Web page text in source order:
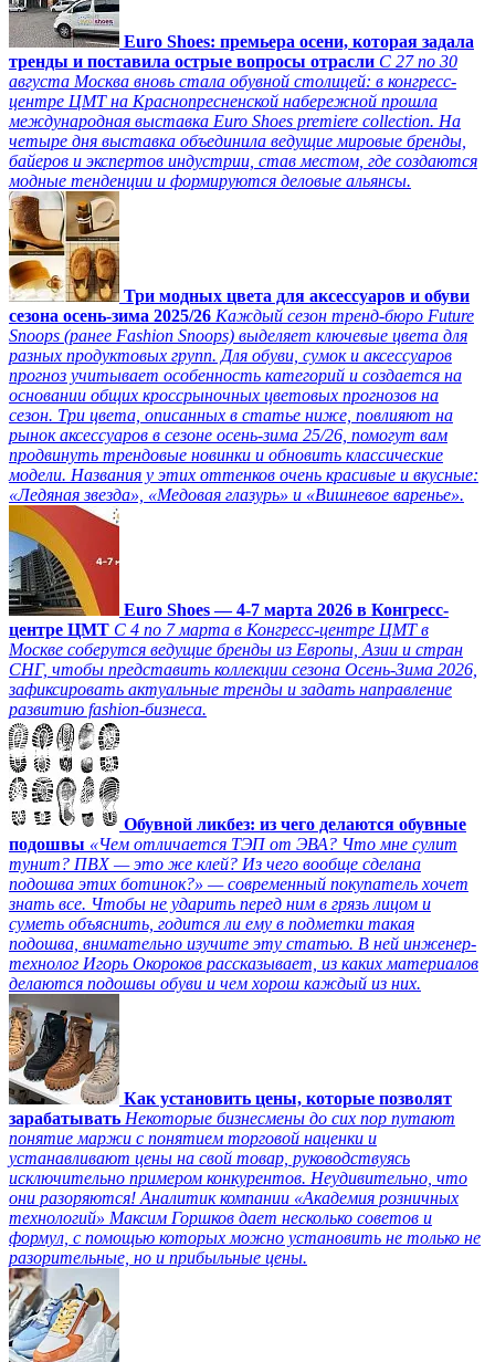
Euro Shoes: премьера осени, которая задала
тренды и поставила острые вопросы отрасли С 27 по 30
августа Москва вновь стала обувной столицей: в конгресс-
центре ЦМТ на Краснопресненской набережной прошла
международная выставка Euro Shoes premiere collection. На
четыре дня выставка объединила ведущие мировые бренды,
байеров и экспертов индустрии, став местом, где создаются
модные тенденции и формируются деловые альянсы.
Три модных цвета для аксессуаров и обуви
сезона осень-зима 2025/26 Каждый сезон тренд-бюро Future
Snoops (ранее Fashion Snoops) выделяет ключевые цвета для
разных продуктовых групп. Для обуви, сумок и аксессуаров
прогноз учитывает особенность категорий и создается на
основании общих кроссрыночных цветовых прогнозов на
сезон. Три цвета, описанных в статье ниже, повлияют на
рынок аксессуаров в сезоне осень-зима 25/26, помогут вам
продвинуть трендовые новинки и обновить классические
модели. Названия у этих оттенков очень красивые и вкусные:
«Ледяная звезда», «Медовая глазурь» и «Вишневое варенье».
Euro Shoes — 4-7 марта 2026 в Конгресс-
центре ЦМТ С 4 по 7 марта в Конгресс-центре ЦМТ в
Москве соберутся ведущие бренды из Европы, Азии и стран
СНГ, чтобы представить коллекции сезона Осень-Зима 2026,
зафиксировать актуальные тренды и задать направление
развитию fashion-бизнеса.
Обувной ликбез: из чего делаются обувные
подошвы «Чем отличается ТЭП от ЭВА? Что мне сулит
тунит? ПВХ — это же клей? Из чего вообще сделана
подошва этих ботинок?» — современный покупатель хочет
знать все. Чтобы не ударить перед ним в грязь лицом и
суметь объяснить, годится ли ему в подметки такая
подошва, внимательно изучите эту статью. В ней инженер-
технолог Игорь Окороков рассказывает, из каких материалов
делаются подошвы обуви и чем хорош каждый из них.
Как установить цены, которые позволят
зарабатывать Некоторые бизнесмены до сих пор путают
понятие маржи с понятием торговой наценки и
устанавливают цены на свой товар, руководствуясь
исключительно примером конкурентов. Неудивительно, что
они разоряются! Аналитик компании «Академия розничных
технологий» Максим Горшков дает несколько советов и
формул, с помощью которых можно установить не только не
разорительные, но и прибыльные цены.